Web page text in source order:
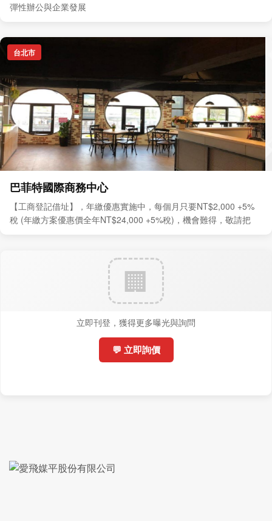
彈性辦公與企業發展
台北市
巴菲特國際商務中心
【工商登記借址】，年繳優惠實施中，每個月只要NT$2,000 +5%
稅 (年繳方案優惠價全年NT$24,000 +5%稅)，機會難得，敬請把
立即刊登，獲得更多曝光與詢問
💬 立即詢價